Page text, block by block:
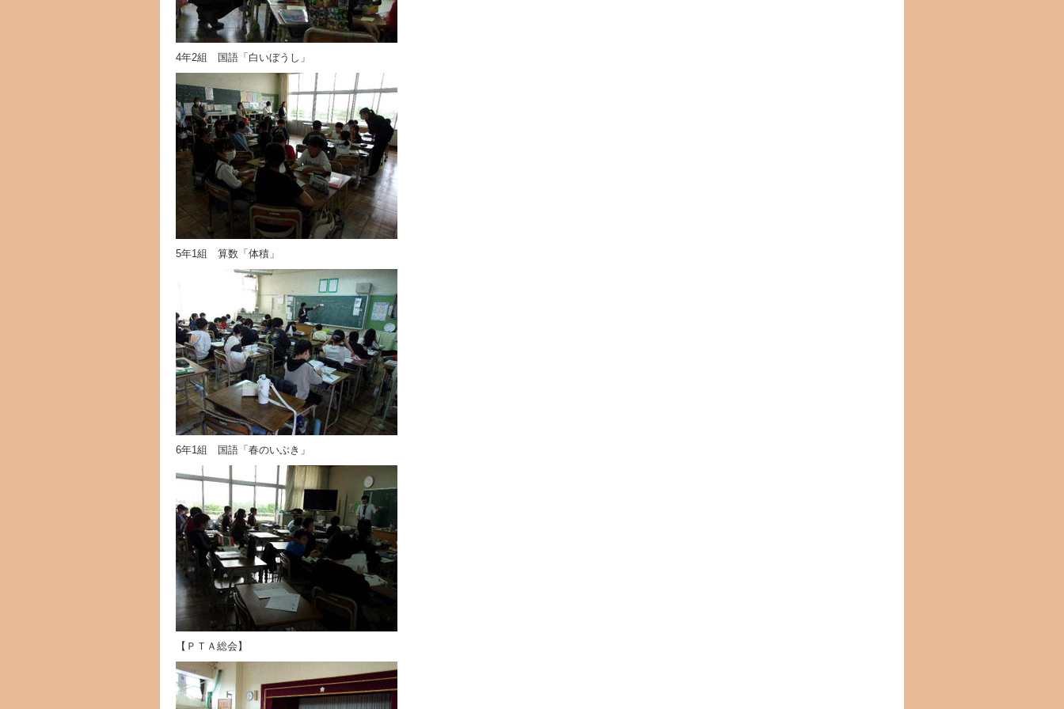
4年2組 国語「白いぼうし」
5年1組 算数「体積」
6年1組 国語「春のいぶき」
【ＰＴＡ総会】